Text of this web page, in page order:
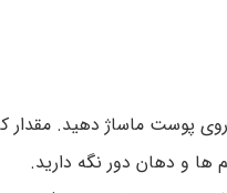
پوست ماساژ دهید. مقدار
و دهان دور نگه دارید.